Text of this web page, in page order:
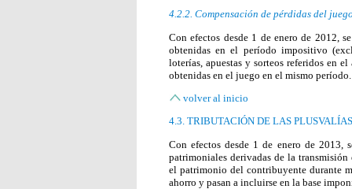
4.2.2. Compensación de pérdidas del
Con efectos desde 1 de enero de 2012,
obtenidas en el período impositivo
loterías, apuestas y sorteos referidos en
obtenidas en el juego en el mismo período.
volver al inicio
4.3. TRIBUTACIÓN DE LAS
Con efectos desde 1 de enero de 2013,
patrimoniales derivadas de la
el patrimonio del contribuyente durante
ahorro y pasan a incluirse en la base